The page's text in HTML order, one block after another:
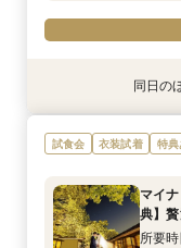
衣装試着 特
8/7(金)
【マ
自由
所要
衣装試着 特
8/7(金)
マイ
品コ
衣装試着 特
8/7(金)
マイ
食付き
衣装試着 特
8/7(金)
マイ
料理
衣装試着 特
8/7(金)
《親
から
同日の
試食会 衣装試着 特典
マイ
典】
所要